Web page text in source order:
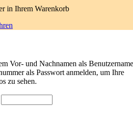
in Ihrem Warenkorb
Vor- und Nachnamen als
als Passwort anmelden, um Ihre
zu sehen.